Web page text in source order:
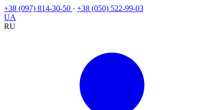
+38 (097) 814-30-50 · +38 (050) 522-99-03
UA
RU